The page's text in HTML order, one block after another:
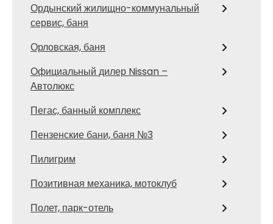
Ордынский жилищно-коммунальный
сервис, баня
Орловская, баня
Официальный дилер Nissan –
Автолюкс
Пегас, банный комплекс
Пензенские бани, баня №3
Пилигрим
Позитивная механика, мотоклуб
Полет, парк-отель